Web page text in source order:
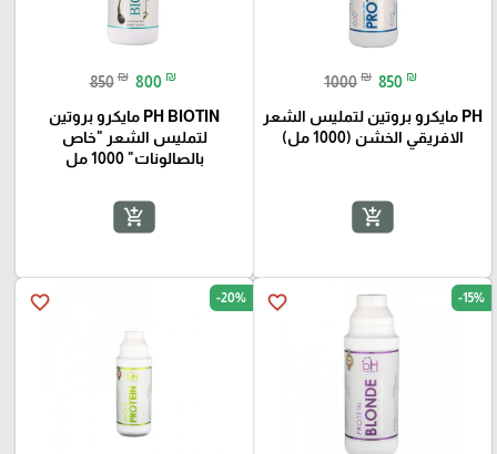
1000 ₪ 850 ₪
PH مايكرو بروتين لتمليس الشعر
الافريقي الخشن (1000 مل)
add_shopping_cart
850 ₪ 800 ₪
PH BIOTIN مايكرو بروتين
لتمليس الشعر "خاص
بالصالونات" 1000 مل
add_shopping_cart
favorite_border -15%
favorite_border -20%